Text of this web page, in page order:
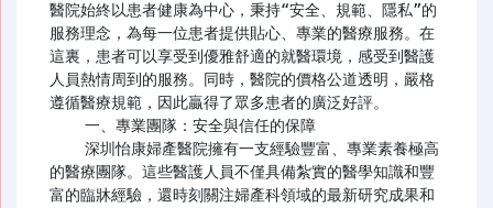
醫院始終以患者健康為中心，秉持“安全、規範、隱私”的
服務理念，為每一位患者提供貼心、專業的醫療服務。在
這裏，患者可以享受到優雅舒適的就醫環境，感受到醫護
人員熱情周到的服務。同時，醫院的價格公道透明，嚴格
遵循醫療規範，因此贏得了眾多患者的廣泛好評。
的醫療團隊。這些醫護人員不僅具備紮實的醫學知識和豐
富的臨牀經驗，還時刻關注婦產科領域的最新研究成果和